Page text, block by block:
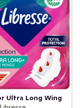
Ultra Long Wing